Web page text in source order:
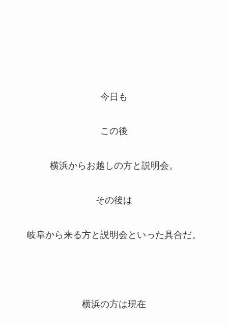
今日も
この後
横浜からお越しの方と説明会。
その後は
岐阜から来る方と説明会といった具合だ。
横浜の方は現在